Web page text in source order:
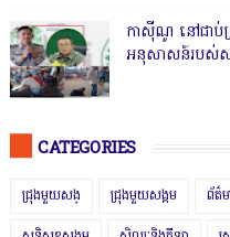
កាសុីណូ នៅជាប់ព្
អនុសាសន៍របស់ស
CATEGORIES
ជ្រុងមួយសង្ ជ្រុងមួយសង្គម ព័ត៌